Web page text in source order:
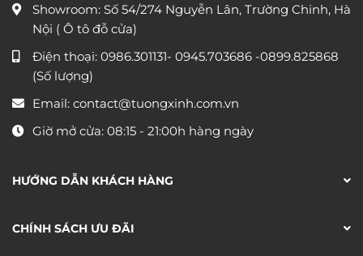
Showroom: Số 54/274 Nguyễn Lân, Trường Chinh, Hà
Nội ( Ô tô đỗ cửa)
Điện thoại: 0986.301131- 0945.703686 -0899.825868
(Số lượng)
Email: contact@tuongxinh.com.vn
Giờ mở cửa: 08:15 - 21:00h hàng ngày
HƯỚNG DẪN KHÁCH HÀNG
CHÍNH SÁCH ƯU ĐÃI